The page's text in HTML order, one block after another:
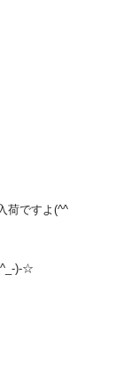
ですよ(^^ゞ
)-☆